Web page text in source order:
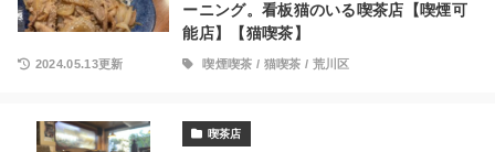
ーニング。看板猫のいる喫茶店【喫煙可
能店】【猫喫茶】
2024.05.13更新 喫煙喫茶 / 猫喫茶 / 荒川区
喫茶店